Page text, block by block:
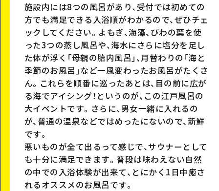
施設内には8つの風呂があり、受付では初めての
方でも満足できる入浴順がわかるので、ぜひチェ
ックしてください。よもぎ、海藻、びわの葉を使
った3つの蒸し風呂や、海水にさらに塩分を足し
た体が浮く「母親の胎内風呂」、月替わりの「海と
季節のお風呂」など一風変わったお風呂がたくさ
ん。これらを順番に巡ったあとは、目の前に広が
る海でアイシング！というのが、この江戸風呂の
大イベントです。 さらに、男女一緒に入れるの
が、普通の温泉などではめったにないので、新鮮
です。
悪いものが全て出るって感じで、サウナーとして
も十分に満足できます。普段は味わえない自然
の中での入浴体験が出来て、とにかく1日中癒さ
れるオススメのお風呂です。